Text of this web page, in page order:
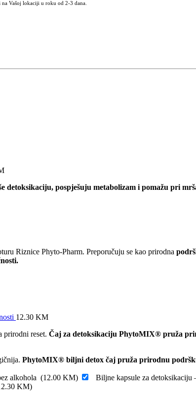
Vašoj lokaciji u roku od 2-3 dana.
detoksikaciju, pospješuju metabolizam i pomažu pri
Riznice Phyto-Pharm. Preporučuju se kao prirodna
12.30 KM
prirodni reset. Čaj za detoksikaciju PhytoMIX® pruža
PhytoMIX® biljni detox čaj pruža prirodnu
alkohola (12.00 KM) Biljne kapsule za
KM)